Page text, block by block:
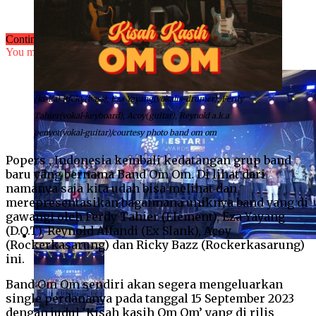
(ki-ka) Ricky(bass), Eza Yayang(vokalis-drumer), Ferdy
Tahier(vokal-keyboard), Acoy(guitar), Reynold a.k.a
penyot(vokal-guitar)/courtesy photo band om om
Popers , Indonesia kembali kedatangan grup band
baru yang bernama Band Om Om. Di lihat dari
namanya saja kita udah bisa melihat dan
merepresentasikan bagaimana uniknya band yang di
gawangi oleh Ferdy Tahier (Element), Eza Yayang
(D.O.T), Reynold Affandi (Ex Slank), Acoy
(Rockerkasarung) dan Ricky Bazz (Rockerkasarung)
ini.
Band Om Om sendiri akan segera mengeluarkan
single perdananya pada tanggal 15 September 2023
dengan judul ‘Kisah kasih Om Om’ yang di rilis
Continue Reading
You may also like...